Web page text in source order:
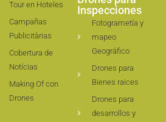
Tour en Hoteles
Campañas
Publicitàrias
Cobertura de
Notícias
Making Of con
Drones
Inspecciones
Fotogrametía y
mapeo
Geográfico
Drones para
Bienes raices
Drones para
desarrollos y